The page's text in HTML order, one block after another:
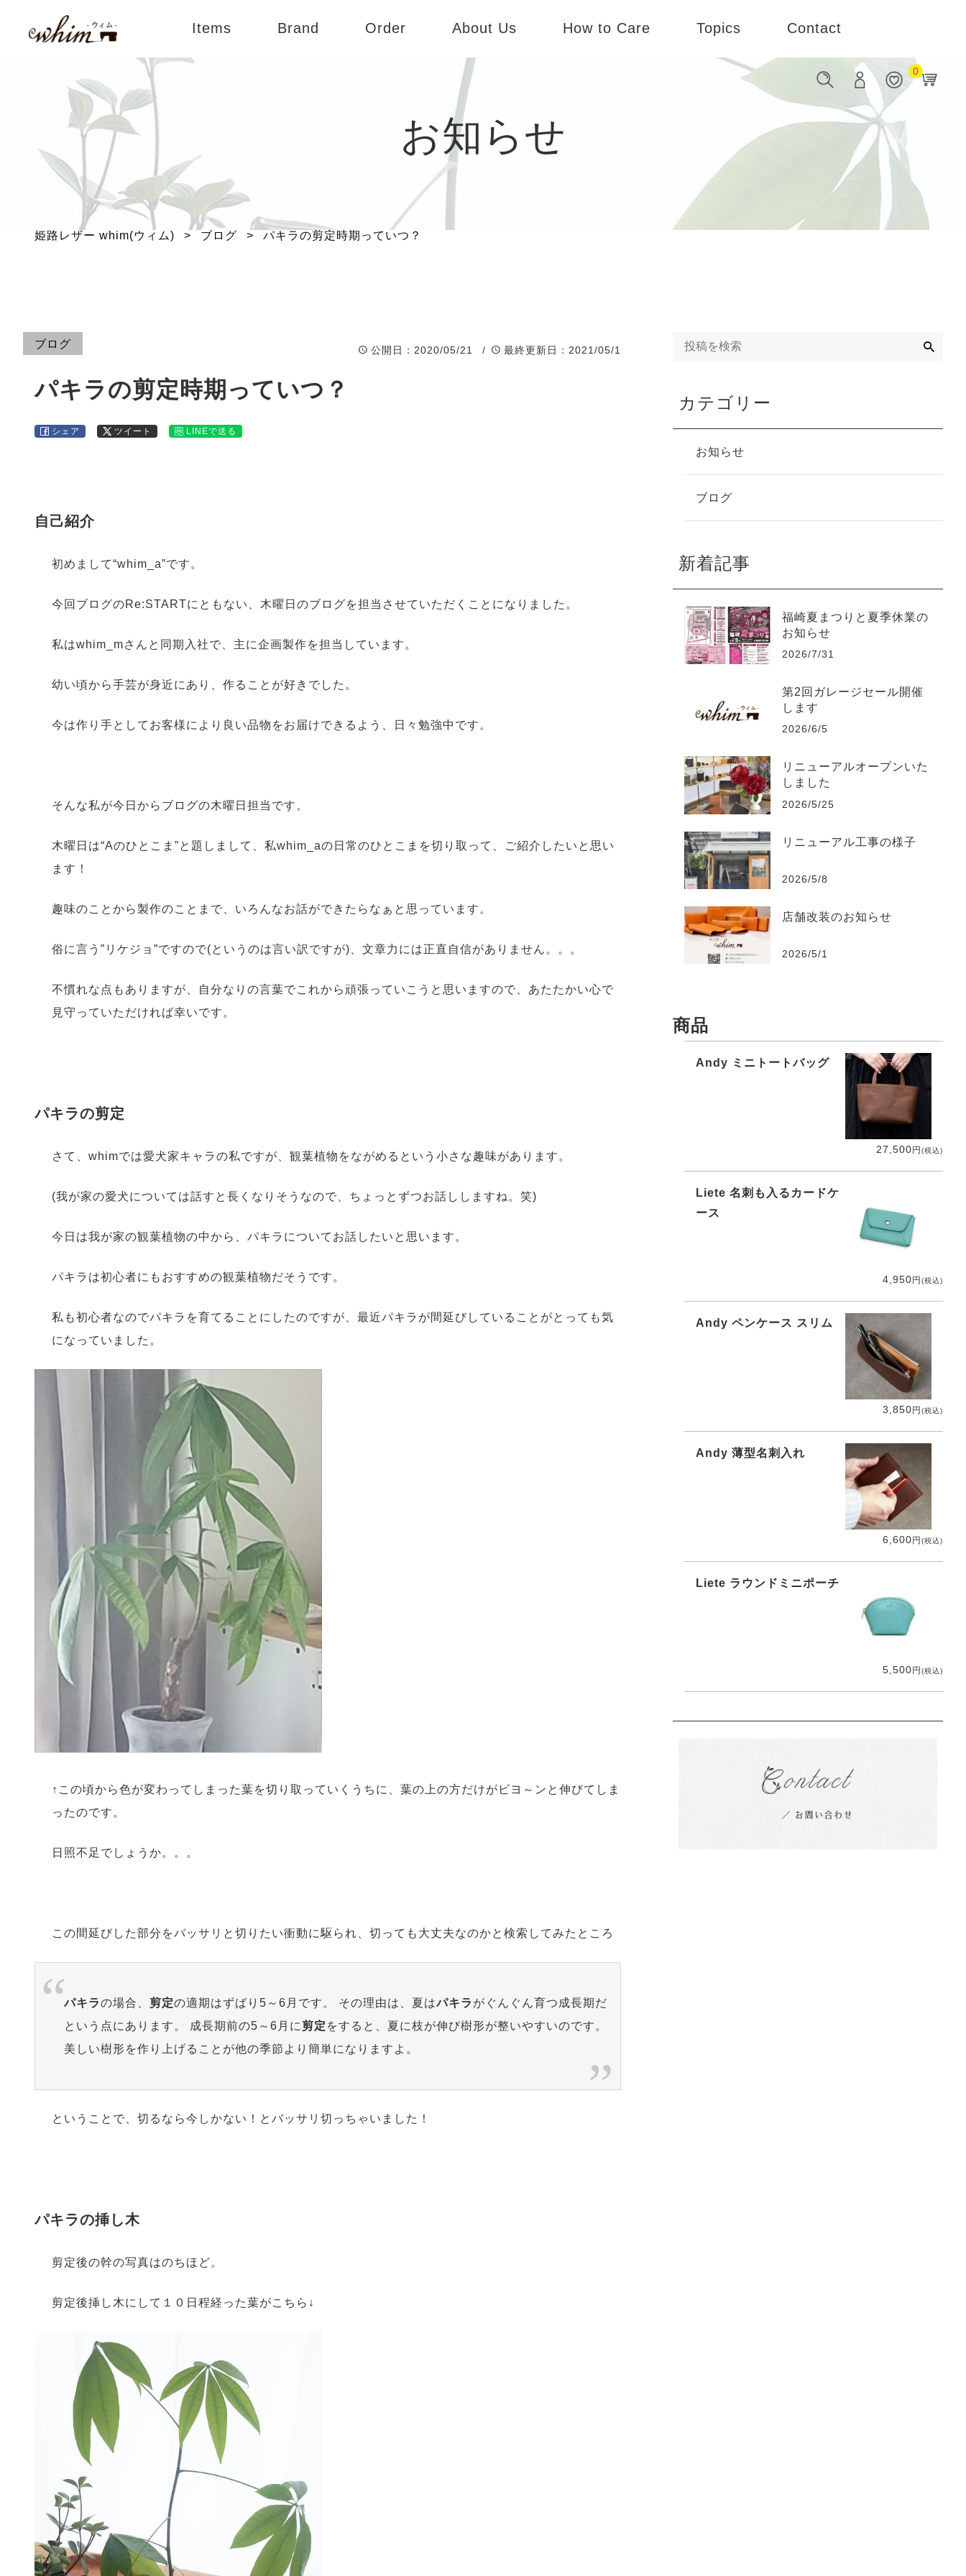
Items
小物
ブランド別 Andy
Brand Order
オーダーのご案内
パターンオーダー
About Us
実店舗のご案内
How to Care Topics
お知らせ
Contact
お問い合わせ
企業様はこちら
0
お知らせ
姫路レザー whim(ウィム) > ブログ > パキラの剪定時期っていつ？
ブログ
公開日 ：2020/05/21 / 最終更新日 ：2021/05/1
パキラの剪定時期っていつ？
シェア ツイート LINEで送る
自己紹介
初めまして“whim_a”です。
今回ブログのRe:STARTにともない、木曜日のブログを担当させていただくことになりました。
私はwhim_mさんと同期入社で、主に企画製作を担当しています。
幼い頃から手芸が身近にあり、作ることが好きでした。
今は作り手としてお客様により良い品物をお届けできるよう、日々勉強中です。
そんな私が今日からブログの木曜日担当です。
木曜日は“Aのひとこま”と題しまして、私whim_aの日常のひとこまを切り取って、ご紹介したいと思い
ます！
趣味のことから製作のことまで、いろんなお話ができたらなぁと思っています。
俗に言う”リケジョ”ですので(というのは言い訳ですが)、文章力には正直自信がありません。。。
不慣れな点もありますが、自分なりの言葉でこれから頑張っていこうと思いますので、あたたかい心で
見守っていただければ幸いです。
パキラの剪定
さて、whimでは愛犬家キャラの私ですが、観葉植物をながめるという小さな趣味があります。
(我が家の愛犬については話すと長くなりそうなので、ちょっとずつお話ししますね。笑)
今日は我が家の観葉植物の中から、パキラについてお話したいと思います。
パキラは初心者にもおすすめの観葉植物だそうです。
私も初心者なのでパキラを育てることにしたのですが、最近パキラが間延びしていることがとっても気
になっていました。
↑この頃から色が変わってしまった葉を切り取っていくうちに、葉の上の方だけがビヨ～ンと伸びてしま
ったのです。
日照不足でしょうか。。。
この間延びした部分をバッサリと切りたい衝動に駆られ、切っても大丈夫なのかと検索してみたところ
パキラの場合、 剪定の適期はずばり5～6月です。 その理由は、夏はパキラ がぐんぐん育つ成長期だ
という点にあります。 成長期前の5～6月に剪定 をすると、夏に枝が伸び樹形が整いやすいのです。
美しい樹形を作り上げることが他の季節より簡単になりますよ。
ということで、切るなら今しかない！とバッサリ切っちゃいました！
パキラの挿し木
剪定後の幹の写真はのちほど。
剪定後挿し木にして１０日程経った葉がこちら↓
カテゴリー
お知らせ
ブログ
新着記事
福崎夏まつりと夏季休業の
お知らせ
2026/7/31
第2回ガレージセール開催
します
2026/6/5
リニューアルオープンいた
しました
2026/5/25
リニューアル工事の様子
2026/5/8
店舗改装のお知らせ
2026/5/1
商品
Andy ミニトートバッグ
27,500 円 (税込)
Liete 名刺も入るカードケ
ース
4,950 円 (税込)
Andy ペンケース スリム
3,850 円 (税込)
Andy 薄型名刺入れ
6,600 円 (税込)
Liete ラウンドミニポーチ
5,500 円 (税込)